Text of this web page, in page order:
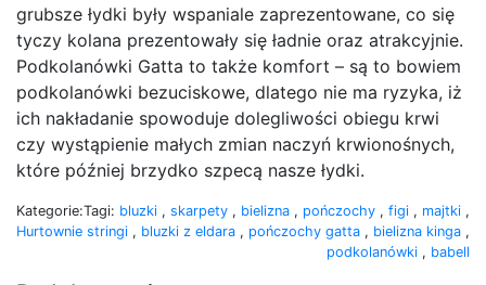
grubsze łydki były wspaniale zaprezentowane, co się
tyczy kolana prezentowały się ładnie oraz atrakcyjnie.
Podkolanówki Gatta to także komfort – są to bowiem
podkolanówki bezuciskowe, dlatego nie ma ryzyka, iż
ich nakładanie spowoduje dolegliwości obiegu krwi
czy wystąpienie małych zmian naczyń krwionośnych,
które później brzydko szpecą nasze łydki.
Kategorie:
Hurtownie
Tagi: bluzki , skarpety , bielizna , pończochy , figi , majtki ,
stringi , bluzki z eldara , pończochy gatta , bielizna kinga ,
podkolanówki , babell